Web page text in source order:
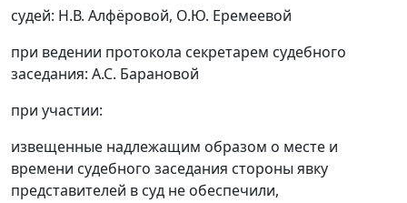
судей: Н.В. Алфёровой, О.Ю. Еремеевой
при ведении протокола секретарем судебного
заседания: А.С. Барановой
при участии:
извещенные надлежащим образом о месте и
времени судебного заседания стороны явку
представителей в суд не обеспечили,